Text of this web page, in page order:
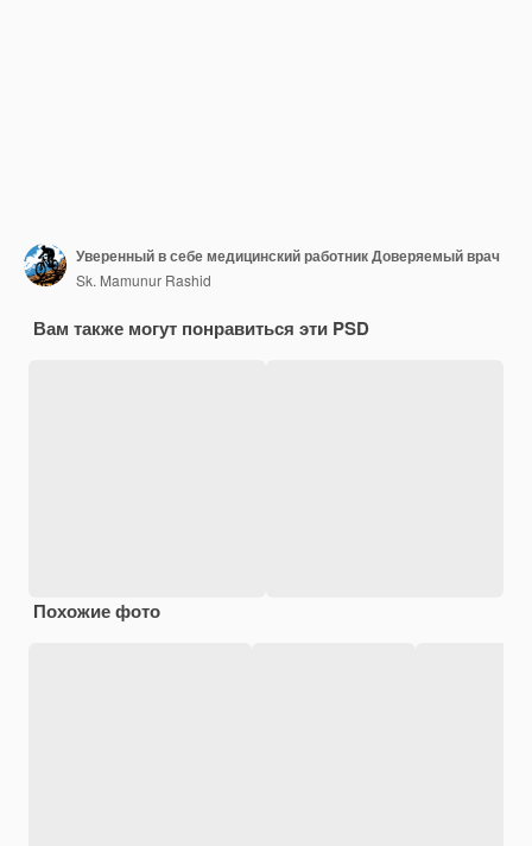
Уверенный в себе медицинский работник Доверяемый врач
Sk. Mamunur Rashid
Вам также могут понравиться эти PSD
Похожие фото